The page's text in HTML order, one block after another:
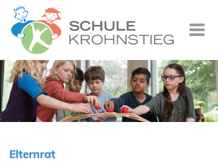
Elternrat
Startseite
Wer wir
Was wir
Ganztag